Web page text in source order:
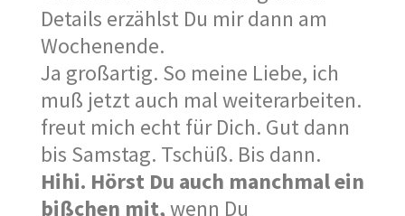
Details erzählst Du mir dann am
Wochenende.
Ja großartig. So meine Liebe, ich
muß jetzt auch mal weiterarbeiten.
freut mich echt für Dich. Gut dann
bis Samstag. Tschüß. Bis dann.
Hihi. Hörst Du auch manchmal ein
bißchen mit,wenn Du